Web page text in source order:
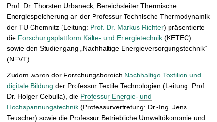
Prof. Dr. Thorsten Urbaneck, Bereichsleiter Thermische
Energiespeicherung an der Professur Technische Thermodynamik
der TU Chemnitz (Leitung: Prof. Dr. Markus Richter) präsentierte
die Forschungsplattform Kälte- und Energietechnik (KETEC)
sowie den Studiengang „Nachhaltige Energieversorgungstechnik“
(NEVT).
Zudem waren der Forschungsbereich Nachhaltige Textilien und
digitale Bildung der Professur Textile Technologien (Leitung: Prof.
Dr. Holger Cebulla), die Professur Energie- und
Hochspannungstechnik (Professurvertretung: Dr.-Ing. Jens
Teuscher) sowie die Professur Betriebliche Umweltökonomie und